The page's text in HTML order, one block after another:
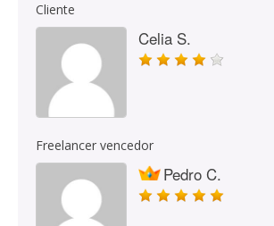
Cliente
Celia S.
Freelancer vencedor
Pedro C.